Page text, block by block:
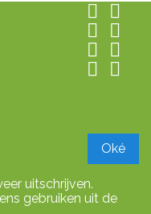
 
 
 
 
uitschrijven.
gebruiken uit de